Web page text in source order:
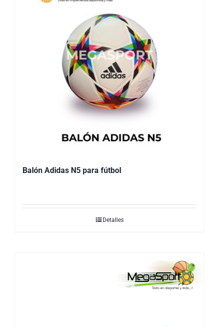
Balón Adidas N5 para fútbol
Detalles